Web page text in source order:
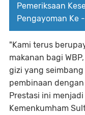
Pemeriksaan
Pengayoman Ke
"Kami terus
makanan bagi
gizi yang
pembinaan
Prestasi ini
Kemenkumham